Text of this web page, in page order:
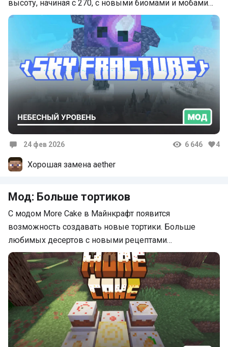
высоту, начиная с 270, с новыми биомами и мобами…
24 фев 2026 6 646 4
Хорошая замена aether
Мод: Больше тортиков
С модом More Cake в Майнкрафт появится
возможность создавать новые тортики. Больше
любимых десертов с новыми рецептами…